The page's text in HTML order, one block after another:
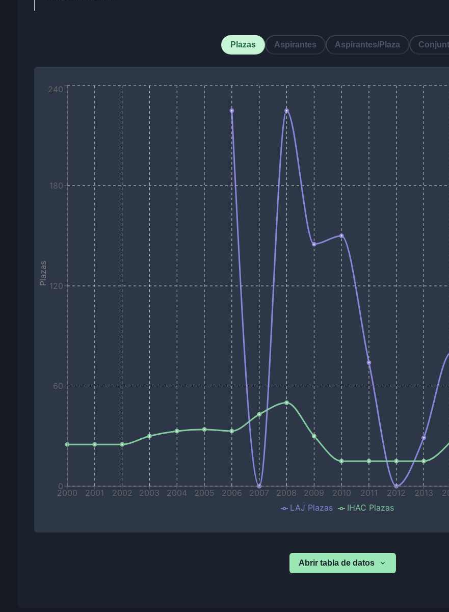
Plazas Aspirantes Aspirantes/Plaza
2000 2001 2002 2003 2004 2005 2006 2007 2008 2009 2010 2011 2012 2013
0
60
120
180
240
Plazas
LAJ Plazas IHAC Plazas
Abrir tabla de datos